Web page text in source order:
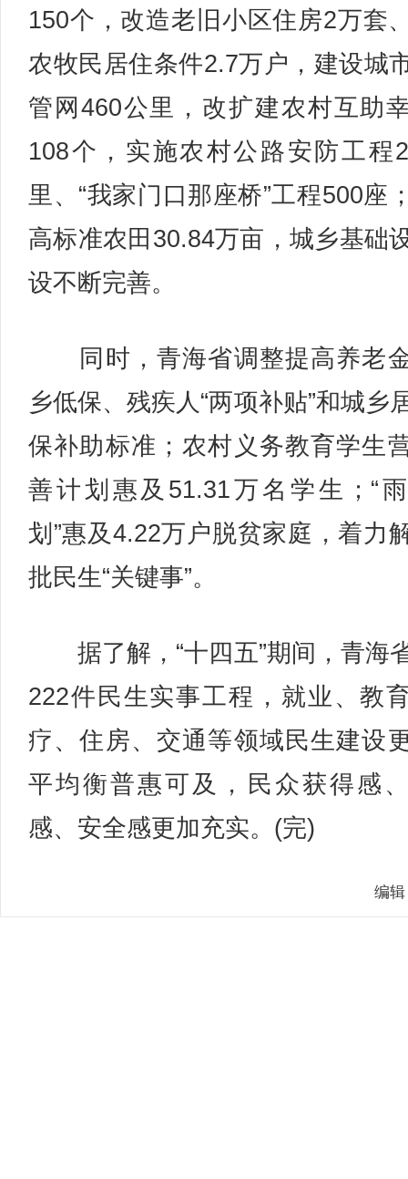
150个，改造老旧小区住房2万套
农牧民居住条件2.7万户，建设城
管网460公里，改扩建农村互助
108个，实施农村公路安防工程
里、“我家门口那座桥”工程500座
高标准农田30.84万亩，城乡基础
设不断完善。
同时，青海省调整提高养老
乡低保、残疾人“两项补贴”和城乡
保补助标准；农村义务教育学生
善计划惠及51.31万名学生；“
划”惠及4.22万户脱贫家庭，着力
批民生“关键事”。
据了解，“十四五”期间，青海
222件民生实事工程，就业、教
疗、住房、交通等领域民生建设
平均衡普惠可及，民众获得感
感、安全感更加充实。(完)
编